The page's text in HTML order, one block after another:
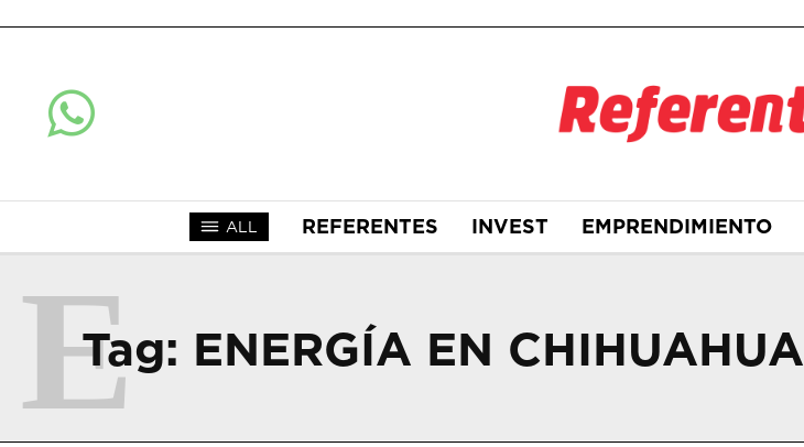
ALL REFERENTES INVEST EMPRENDIMIENTO
Tag: ENERGÍA EN CHIHUAHUA
E